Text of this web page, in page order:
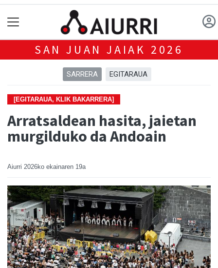
SAN JUAN JAIAK 2026
SARRERA EGITARAUA
[EGITARAUA, KLIK BAKARRERA]
Arratsaldean hasita, jaietan
murgilduko da Andoain
Aiurri 2026ko ekainaren 19a